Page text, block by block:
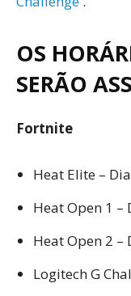
OS
SERÃO
Fortnite
Heat Elite –
Heat Open 1 –
Heat Open 2 –
Logitech G